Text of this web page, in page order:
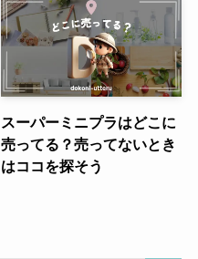
スーパーミニプラはどこに
売ってる？売ってないとき
はココを探そう